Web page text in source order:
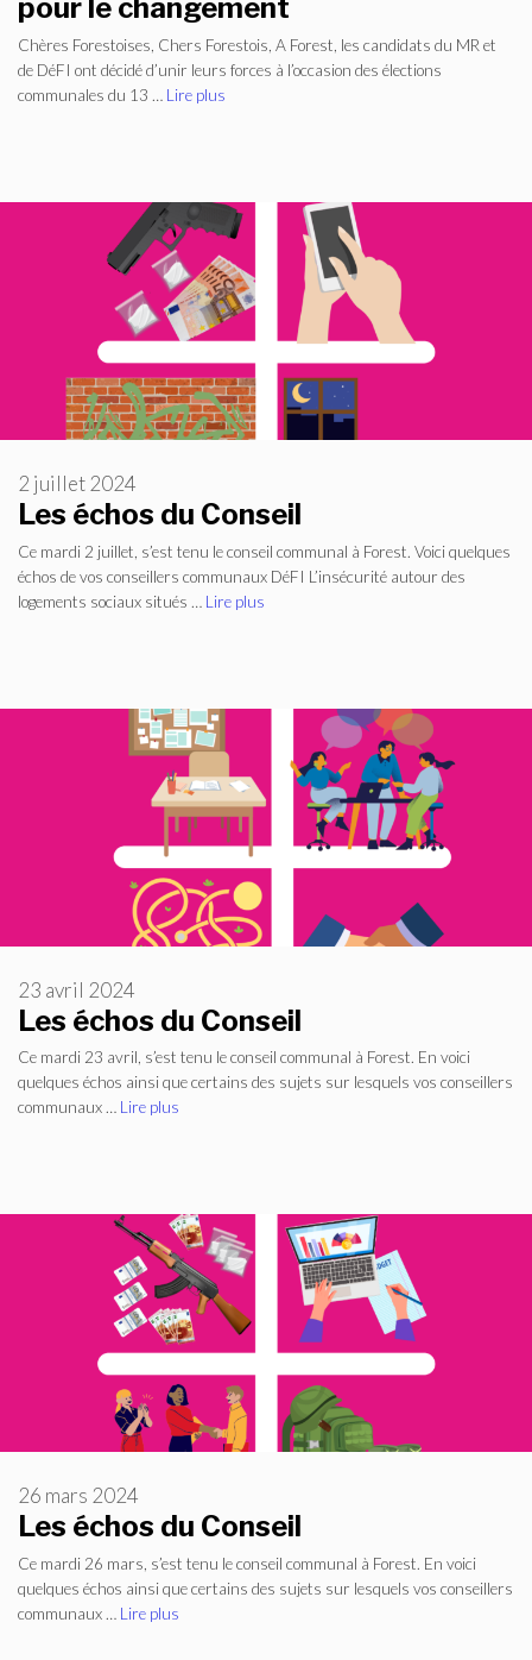
pour le changement
Chères Forestoises, Chers Forestois, A Forest, les candidats du MR et
de DéFI ont décidé d’unir leurs forces à l’occasion des élections
communales du 13 … Lire plus
Les échos du Conseil
2 juillet 2024
Ce mardi 2 juillet, s’est tenu le conseil communal à Forest. Voici quelques
échos de vos conseillers communaux DéFI L’insécurité autour des
logements sociaux situés … Lire plus
Les échos du Conseil
23 avril 2024
Ce mardi 23 avril, s’est tenu le conseil communal à Forest. En voici
quelques échos ainsi que certains des sujets sur lesquels vos conseillers
communaux … Lire plus
Les échos du Conseil
26 mars 2024
Ce mardi 26 mars, s’est tenu le conseil communal à Forest. En voici
quelques échos ainsi que certains des sujets sur lesquels vos conseillers
communaux … Lire plus